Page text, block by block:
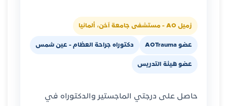
زميل AO - مستشفى جامعة آخن، ألمانيا
عضو AOTrauma دكتوراه جراحة العظام - عين شمس
عضو هيئة التدريس
حاصل على درجتي الماجستير والدكتوراه في